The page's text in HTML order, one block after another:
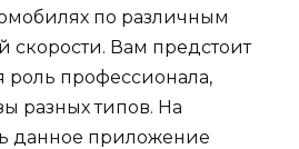
по различным
скорости. Вам предстоит
роль профессионала,
разных типов. На
данное приложение